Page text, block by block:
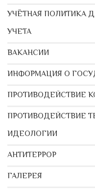
УЧЁТНАЯ ПОЛИТИКА
УЧЕТА
ВАКАНСИИ
ИНФОРМАЦИЯ О
ПРОТИВОДЕЙСТВИЕ
ПРОТИВОДЕЙСТВИЕ
ИДЕОЛОГИИ
АНТИТЕРРОР
ГАЛЕРЕЯ